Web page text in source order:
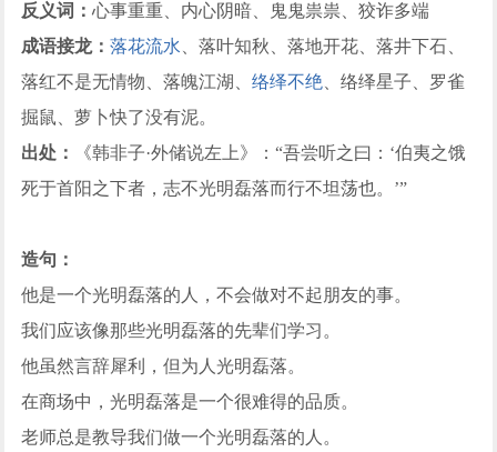
反义词：心事重重、内心阴暗、鬼鬼祟祟、狡诈多端
成语接龙：落花流水 、落叶知秋、落地开花、落井下石、
落红不是无情物、落魄江湖、络绎不绝 、络绎星子、罗雀
掘鼠、萝卜快了没有泥。
出处：
《韩非子·外储说左上》：“吾尝听之曰：‘伯夷之饿
死于首阳之下者，志不光明磊落而行不坦荡也。’”
造句：
他是一个光明磊落的人，不会做对不起朋友的事。
我们应该像那些光明磊落的先辈们学习。
他虽然言辞犀利，但为人光明磊落。
在商场中，光明磊落是一个很难得的品质。
老师总是教导我们做一个光明磊落的人。